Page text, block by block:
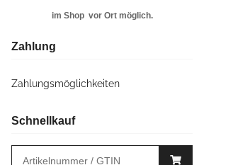
im Shop vor Ort möglich.
Zahlung
Zahlungsmöglichkeiten
Schnellkauf